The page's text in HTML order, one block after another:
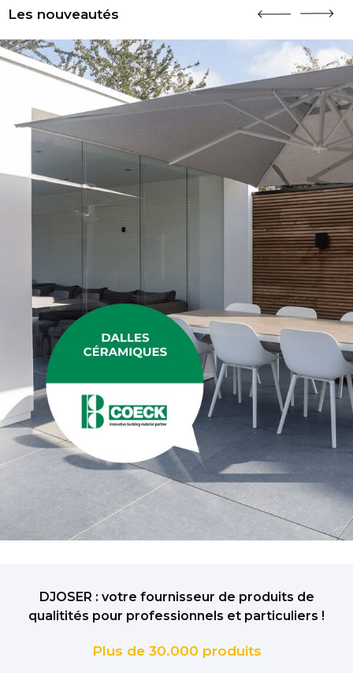
Les nouveautés
DJOSER : votre fournisseur de produits de
qualitités pour professionnels et particuliers !
Plus de 30.000 produits